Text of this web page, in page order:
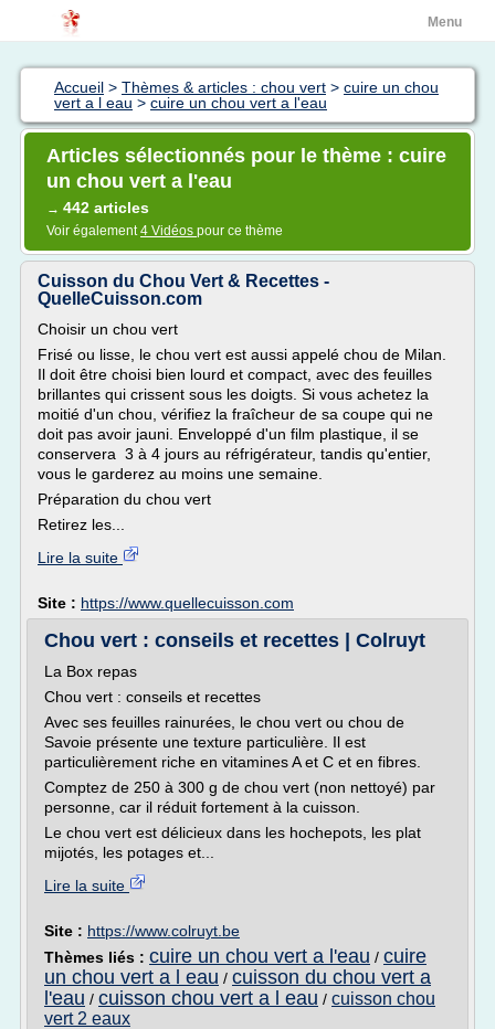
Menu
Accueil > Thèmes & articles : chou vert > cuire un chou
vert a l eau > cuire un chou vert a l'eau
Articles sélectionnés pour le thème : cuire
un chou vert a l'eau
→ 442 articles
Voir également4 Vidéos pour ce thème
Cuisson du Chou Vert & Recettes -
QuelleCuisson.com
Choisir un chou vert
Frisé ou lisse, le chou vert est aussi appelé chou de Milan.
Il doit être choisi bien lourd et compact, avec des feuilles
brillantes qui crissent sous les doigts. Si vous achetez la
moitié d'un chou, vérifiez la fraîcheur de sa coupe qui ne
doit pas avoir jauni. Enveloppé d'un film plastique, il se
conservera 3 à 4 jours au réfrigérateur, tandis qu'entier,
vous le garderez au moins une semaine.
Préparation du chou vert
Retirez les...
Lire la suite
Site : https://www.quellecuisson.com
Chou vert : conseils et recettes | Colruyt
La Box repas
Chou vert : conseils et recettes
Avec ses feuilles rainurées, le chou vert ou chou de
Savoie présente une texture particulière. Il est
particulièrement riche en vitamines A et C et en fibres.
Comptez de 250 à 300 g de chou vert (non nettoyé) par
personne, car il réduit fortement à la cuisson.
Le chou vert est délicieux dans les hochepots, les plat
mijotés, les potages et...
Lire la suite
Site : https://www.colruyt.be
Thèmes liés : cuire un chou vert a l'eau / cuire
un chou vert a l eau / cuisson du chou vert a
l'eau / cuisson chou vert a l eau / cuisson chou
vert 2 eaux